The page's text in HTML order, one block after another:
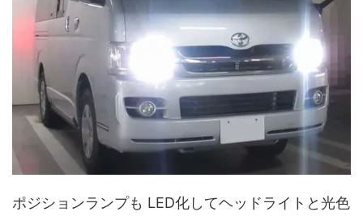
ポジションランプも LED化してヘッドライトと光色